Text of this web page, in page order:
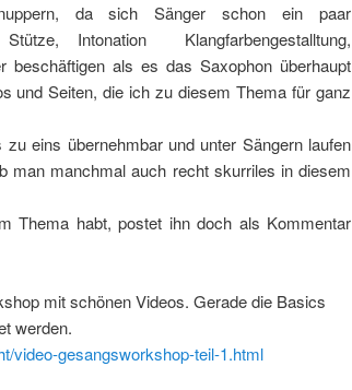
da sich Sänger schon ein paar
Intonation Klangfarbengestalltung,
beschäftigen als es das Saxophon überhaupt
und Seiten, die ich zu diesem Thema für ganz
eins übernehmbar und unter Sängern laufen
man manchmal auch recht skurriles in diesem
Thema habt, postet ihn doch als Kommentar
mit schönen Videos. Gerade die Basics
werden.
video-gesangsworkshop-teil-1.html